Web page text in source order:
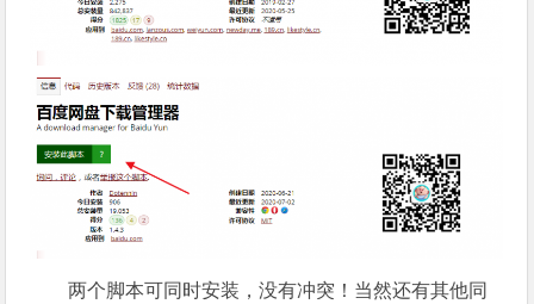
两个脚本可同时安装，没有冲突！当然还有其他同